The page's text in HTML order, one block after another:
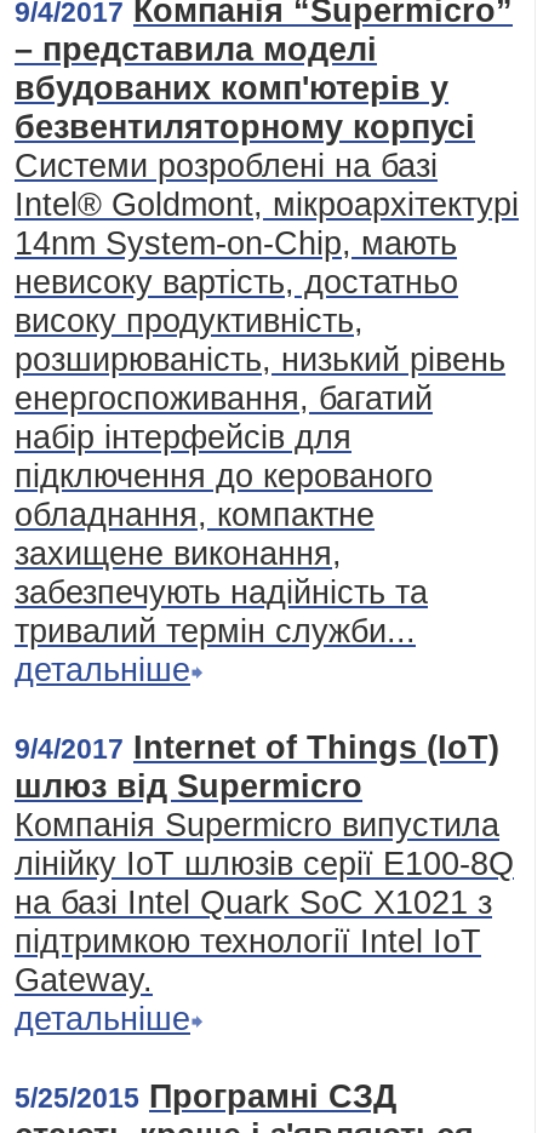
9/4/2017 Компанія “Supermicro”
– представила моделі
вбудованих комп'ютерів у
безвентиляторному корпусі
Системи розроблені на базі
Intel® Goldmont, мікроархітектурі
14nm System-on-Chip, мають
невисоку вартість, достатньо
високу продуктивність,
розширюваність, низький рівень
енергоспоживання, багатий
набір інтерфейсів для
підключення до керованого
обладнання, компактне
захищене виконання,
забезпечують надійність та
тривалий термін служби...
детальніше
9/4/2017 Internet of Things (IoT)
шлюз від Supermicro
Компанія Supermicro випустила
лінійку IoT шлюзів серії E100-8Q
на базі Intel Quark SoC X1021 з
підтримкою технології Intel IoT
Gateway.
детальніше
5/25/2015 Програмні СЗД